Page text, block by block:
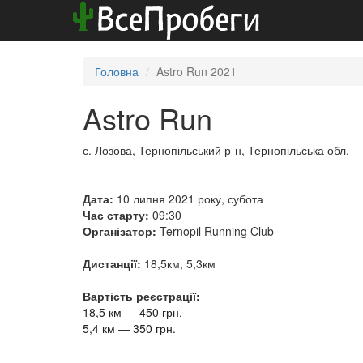
Головна Astro Run 2021
Astro Run
с. Лозова, Тернопільський р-н, Тернопільська обл.
Дата: 10 липня 2021 року, субота
Час старту: 09:30
Організатор: Ternopil Running Club
Дистанції: 18,5км, 5,3км
Вартість реєстрації:
18,5 км — 450 грн.
5,4 км — 350 грн.